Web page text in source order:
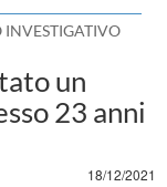
INVESTIGATIVO
un
23 anni
18/12/2021